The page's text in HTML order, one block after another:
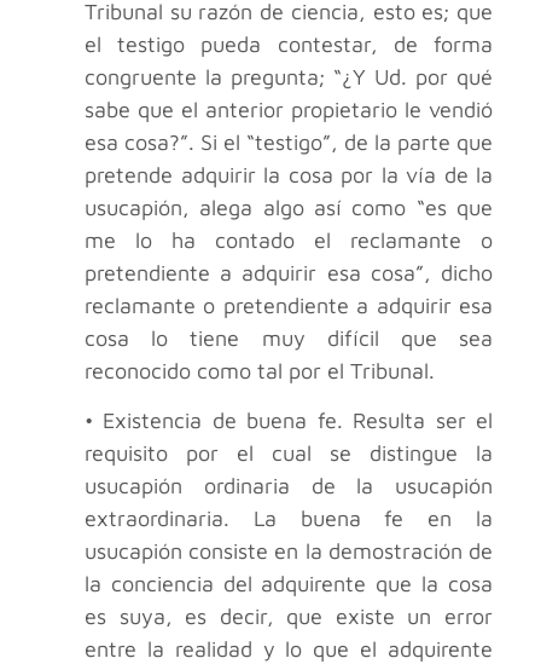
Tribunal su razón de ciencia, esto es; que
el testigo pueda contestar, de forma
congruente la pregunta; “¿Y Ud. por qué
sabe que el anterior propietario le vendió
esa cosa?”. Si el “testigo”, de la parte que
pretende adquirir la cosa por la vía de la
usucapión, alega algo así como “es que
me lo ha contado el reclamante o
pretendiente a adquirir esa cosa”, dicho
reclamante o pretendiente a adquirir esa
cosa lo tiene muy difícil que sea
reconocido como tal por el Tribunal.
• Existencia de buena fe. Resulta ser el
requisito por el cual se distingue la
usucapión ordinaria de la usucapión
extraordinaria. La buena fe en la
usucapión consiste en la demostración de
la conciencia del adquirente que la cosa
es suya, es decir, que existe un error
entre la realidad y lo que el adquirente